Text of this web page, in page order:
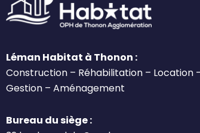
Léman Habitat à Thonon :
Construction – Réhabilitation – Location
Gestion – Aménagement
Bureau du siège :